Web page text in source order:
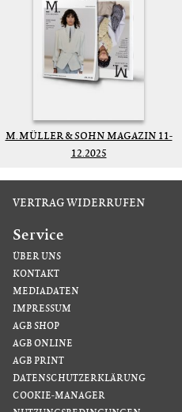
M. MÜLLER & SOHN MAGAZIN 11-
12.2025
VERTRAG WIDERRUFEN
Service
ÜBER UNS
KONTAKT
MEDIADATEN
IMPRESSUM
AGB SHOP
AGB ONLINE
AGB PRINT
DATENSCHUTZERKLÄRUNG
COOKIE-MANAGER